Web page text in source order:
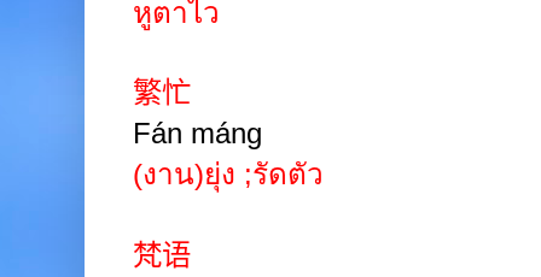
หูตาไว
繁忙
Fán máng
(งาน)ยุ่ง ;รัดตัว
梵语